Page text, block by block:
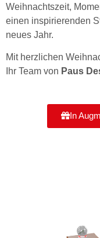
Weihnachtszeit,
einen inspirierenden
neues Jahr.
Mit herzlichen
Ihr Team von Paus
In